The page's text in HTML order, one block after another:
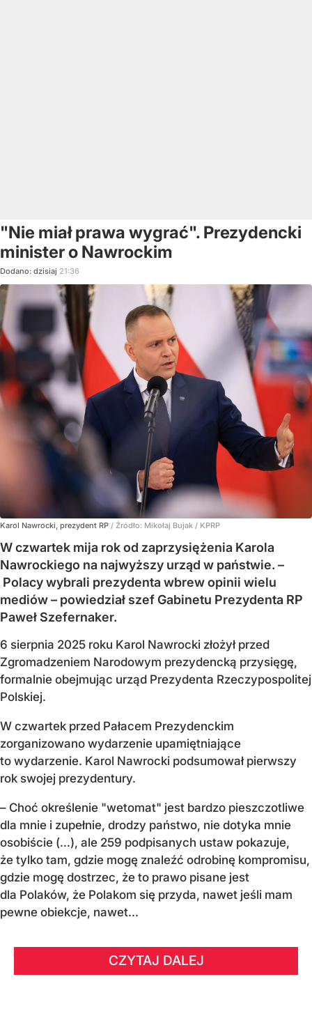
"Nie miał prawa wygrać". Prezydencki
minister o Nawrockim
Dodano: dzisiaj 21:36
Karol Nawrocki, prezydent RP / Źródło: Mikołaj Bujak / KPRP
W czwartek mija rok od zaprzysiężenia Karola
Nawrockiego na najwyższy urząd w państwie. –
Polacy wybrali prezydenta wbrew opinii wielu
mediów – powiedział szef Gabinetu Prezydenta RP
Paweł Szefernaker.
6 sierpnia 2025 roku Karol Nawrocki złożył przed
Zgromadzeniem Narodowym prezydencką przysięgę,
formalnie obejmując urząd Prezydenta Rzeczypospolitej
Polskiej.
W czwartek przed Pałacem Prezydenckim
zorganizowano wydarzenie upamiętniające
to wydarzenie. Karol Nawrocki podsumował pierwszy
rok swojej prezydentury.
– Choć określenie "wetomat" jest bardzo pieszczotliwe
dla mnie i zupełnie, drodzy państwo, nie dotyka mnie
osobiście (…), ale 259 podpisanych ustaw pokazuje,
że tylko tam, gdzie mogę znaleźć odrobinę kompromisu,
gdzie mogę dostrzec, że to prawo pisane jest
dla Polaków, że Polakom się przyda, nawet jeśli mam
pewne obiekcje, nawet...
CZYTAJ DALEJ